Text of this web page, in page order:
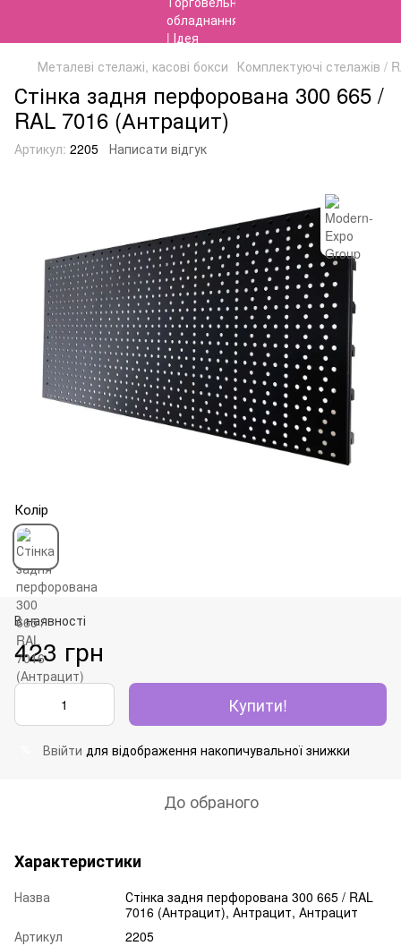
Металеві стелажі, касові бокси Комплектуючі стелажів /
Стінка задня перфорована 300 665 /
RAL 7016 (Антрацит)
Артикул: 2205 Написати відгук
Колір
В наявності
423 грн
Купити!
Ввійти для відображення накопичувальної знижки
До обраного
Характеристики
Назва
Стінка задня перфорована 300 665 / RAL
7016 (Антрацит), Антрацит, Антрацит
Артикул
2205